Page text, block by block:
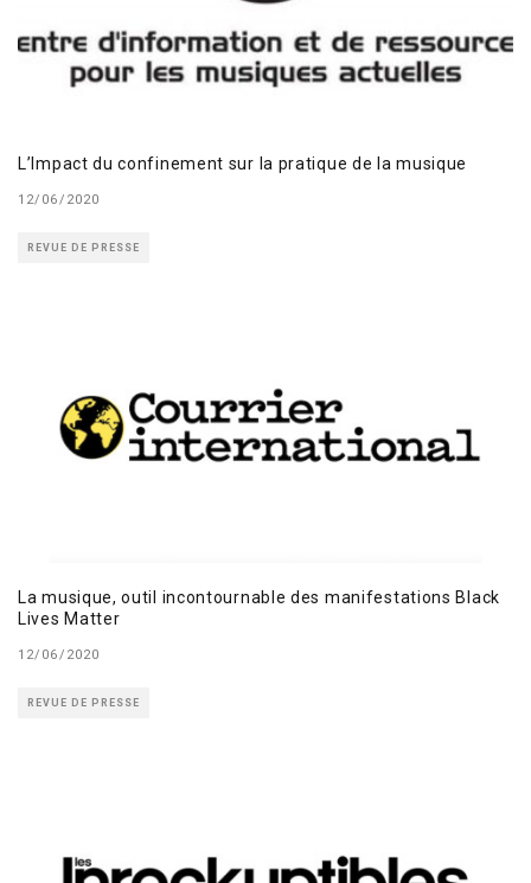
L’Impact du confinement sur la pratique de la musique
12/06/2020
REVUE DE PRESSE
La musique, outil incontournable des manifestations Black
Lives Matter
12/06/2020
REVUE DE PRESSE